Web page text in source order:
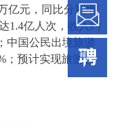
亿元，同比分别增
1.4亿人次，收入约
中国公民出境旅游
；预计实现旅游总